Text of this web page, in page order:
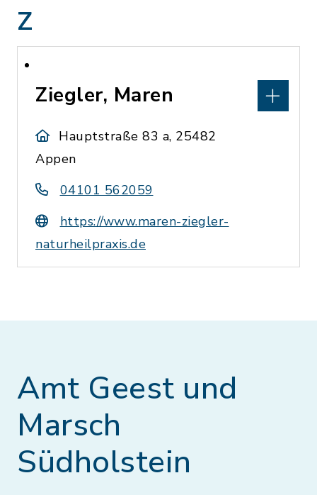
Z
Ziegler, Maren
Hauptstraße 83 a, 25482
Appen
04101 562059
https://www.maren-ziegler-
naturheilpraxis.de
Amt Geest und
Marsch
Südholstein